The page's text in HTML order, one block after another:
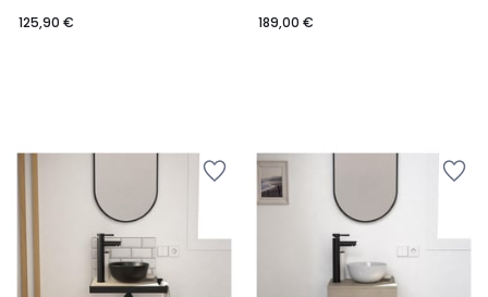
125,90 €
189,00 €